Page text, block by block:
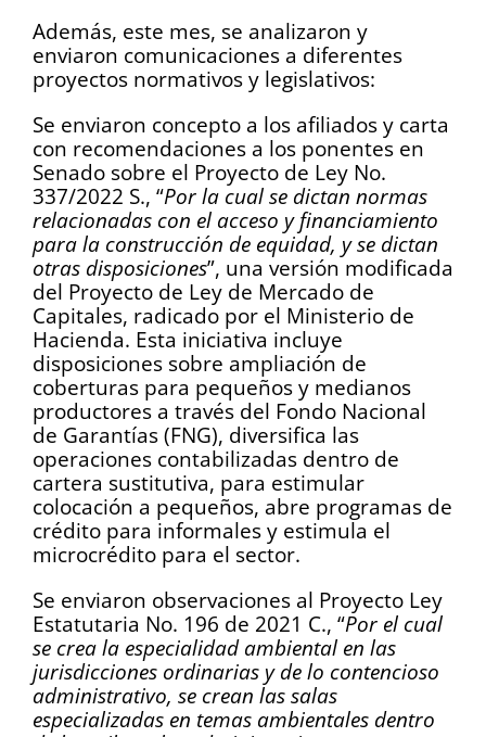
Además, este mes, se analizaron y
enviaron comunicaciones a diferentes
proyectos normativos y legislativos:
Se enviaron concepto a los afiliados y carta
con recomendaciones a los ponentes en
Senado sobre el Proyecto de Ley No.
337/2022 S., “Por la cual se dictan normas
relacionadas con el acceso y financiamiento
para la construcción de equidad, y se dictan
otras disposiciones”, una versión modificada
del Proyecto de Ley de Mercado de
Capitales, radicado por el Ministerio de
Hacienda. Esta iniciativa incluye
disposiciones sobre ampliación de
coberturas para pequeños y medianos
productores a través del Fondo Nacional
de Garantías (FNG), diversifica las
operaciones contabilizadas dentro de
cartera sustitutiva, para estimular
colocación a pequeños, abre programas de
crédito para informales y estimula el
microcrédito para el sector.
Se enviaron observaciones al Proyecto Ley
Estatutaria No. 196 de 2021 C., “Por el cual
se crea la especialidad ambiental en las
jurisdicciones ordinarias y de lo contencioso
administrativo, se crean las salas
especializadas en temas ambientales dentro